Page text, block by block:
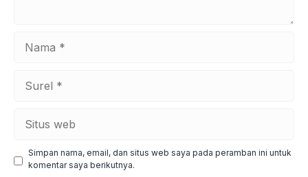
web
Simpan nama, email, dan situs web saya pada peramban ini untuk
komentar saya berikutnya.